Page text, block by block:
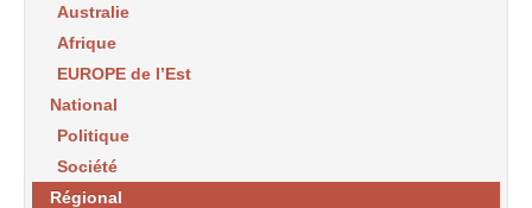
Australie
Afrique
EUROPE de l’Est
National
Politique
Société
Régional